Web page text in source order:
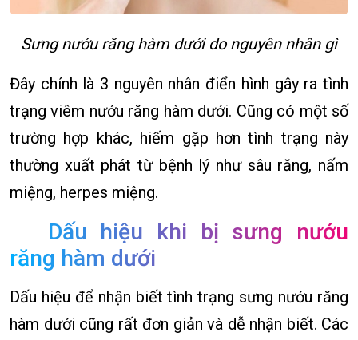
Sưng nướu răng hàm dưới do nguyên nhân gì
Đây chính là 3 nguyên nhân điển hình gây ra tình
trạng viêm nướu răng hàm dưới. Cũng có một số
trường hợp khác, hiếm gặp hơn tình trạng này
thường xuất phát từ bệnh lý như sâu răng, nấm
miệng, herpes miệng.
Dấu hiệu khi bị sưng nướu
răng hàm dưới
Dấu hiệu để nhận biết tình trạng sưng nướu răng
hàm dưới cũng rất đơn giản và dễ nhận biết. Các